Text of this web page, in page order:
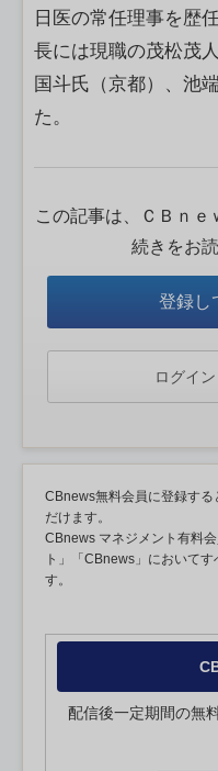
日医の常任理事を
長には現職の茂松茂
国斗氏（京都）、池
た。
この記事は、ＣＢｎｅ
続きをお
登録し
ログイ
CBnews無料会員に登録す
だけます。
CBnews マネジメント有料
ト」「CBnews」において
す。
配信後一定期間の無